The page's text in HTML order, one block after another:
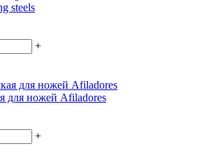
steels
+
для ножей Afiladores
+